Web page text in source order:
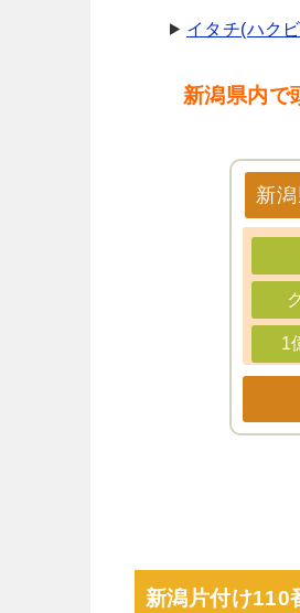
イタチ(ハク
新潟県内で
新
1
新潟片付け110